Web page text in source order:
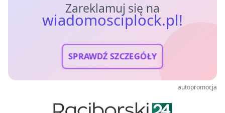
Zareklamuj się na
wiadomosciplock.pl!
SPRAWDŹ SZCZEGÓŁY
autopromocja